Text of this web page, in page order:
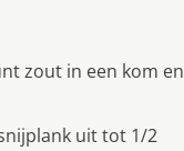
zout in een kom en
uit tot 1/2